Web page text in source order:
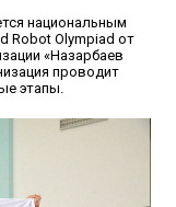
национальным
Robot Olympiad от
«Назарбаев
проводит
этапы.